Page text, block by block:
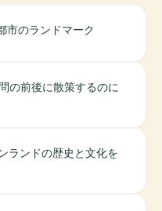
市のランドマーク
の前後に散策するのに
ランドの歴史と文化を